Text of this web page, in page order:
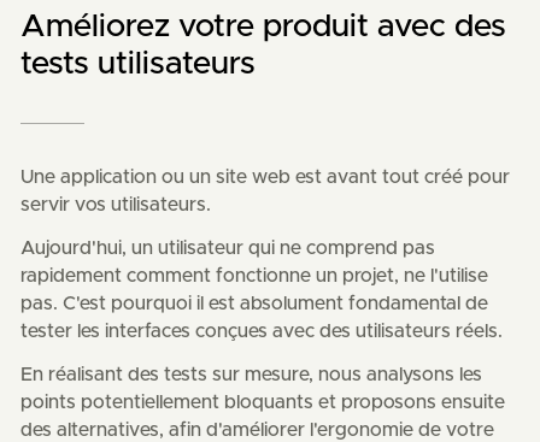
Améliorez votre produit avec des
tests utilisateurs
Une application ou un site web est avant tout créé pour
servir vos utilisateurs.
Aujourd'hui, un utilisateur qui ne comprend pas
rapidement comment fonctionne un projet, ne l'utilise
pas. C'est pourquoi il est absolument fondamental de
tester les interfaces conçues avec des utilisateurs réels.
En réalisant des tests sur mesure, nous analysons les
points potentiellement bloquants et proposons ensuite
des alternatives, afin d'améliorer l'ergonomie de votre